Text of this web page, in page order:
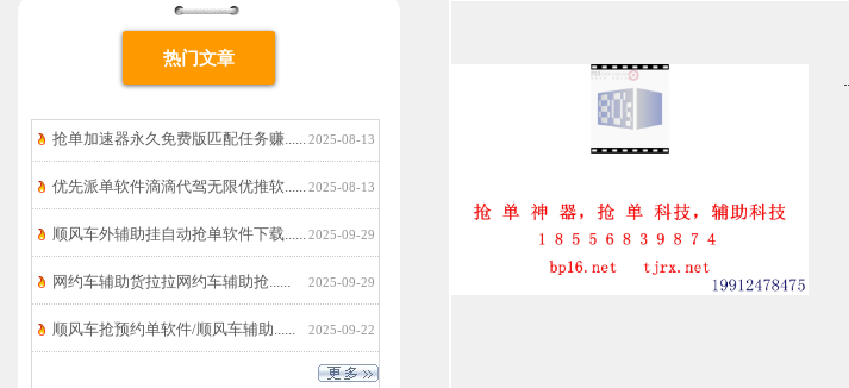
热门文章
抢单加速器永久免费版匹配任务赚......2025-08-13
优先派单软件滴滴代驾无限优推软......2025-08-13
顺风车外辅助挂自动抢单软件下载......2025-09-29
网约车辅助货拉拉网约车辅助抢...... 2025-09-29
顺风车抢预约单软件/顺风车辅助...... 2025-09-22